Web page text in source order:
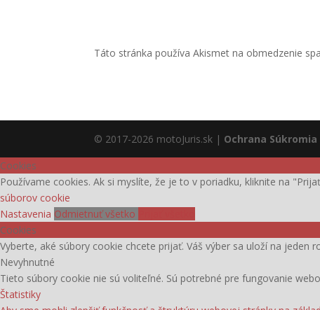
Táto stránka používa Akismet na obmedzenie
© 2017-2026 motoJuris.sk | Ochrana Súkromia
Cookies
Používame cookies. Ak si myslíte, že je to v poriadku, kliknite na
súborov cookie
Nastavenia Odmietnuť všetko
Cookies
Vyberte, aké súbory cookie chcete prijať. Váš výber sa uloží na jeden
Nevyhnutné
Tieto súbory cookie nie sú voliteľné. Sú potrebné pre fungovanie
Štatistiky